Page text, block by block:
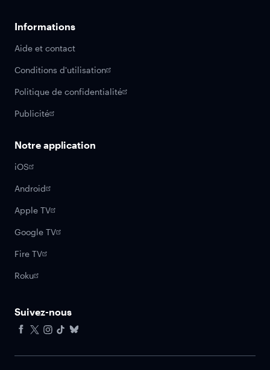
Informations
Aide et contact
Conditions d'utilisation
Politique de confidentialité
Publicité
Notre application
iOS
Android
Apple TV
Google TV
Fire TV
Roku
Suivez-nous